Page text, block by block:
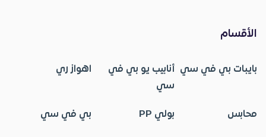
الأقسام
بايبات بي في سي أنابيب يو بي في
سي
اهواز ري
محابس بولي PP بي في سي